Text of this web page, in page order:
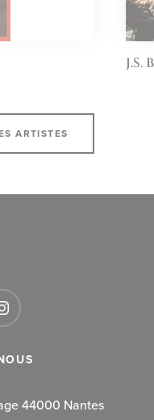
ARTISTES
44000 Nantes